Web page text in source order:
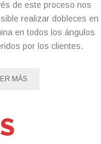
de este proceso nos
realizar dobleces en
en todos los ángulos
por los clientes.
MÁS